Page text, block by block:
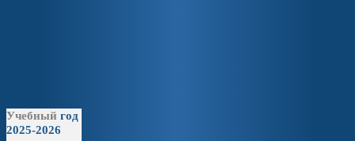
Учебный год
2025-2026